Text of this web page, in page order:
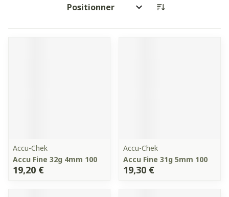
Trier par:
Accu-Chek
Accu Fine 32g 4mm 100
19,20 €
Accu-Chek
Accu Fine 31g 5mm 100
19,30 €